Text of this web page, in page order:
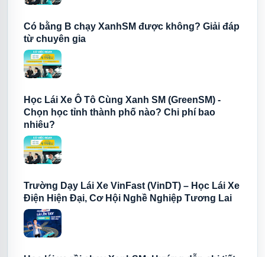
Có bằng B chạy XanhSM được không? Giải đáp
từ chuyên gia
Học Lái Xe Ô Tô Cùng Xanh SM (GreenSM) -
Chọn học tỉnh thành phố nào? Chi phí bao
nhiêu?
Trường Dạy Lái Xe VinFast (VinDT) – Học Lái Xe
Điện Hiện Đại, Cơ Hội Nghề Nghiệp Tương Lai